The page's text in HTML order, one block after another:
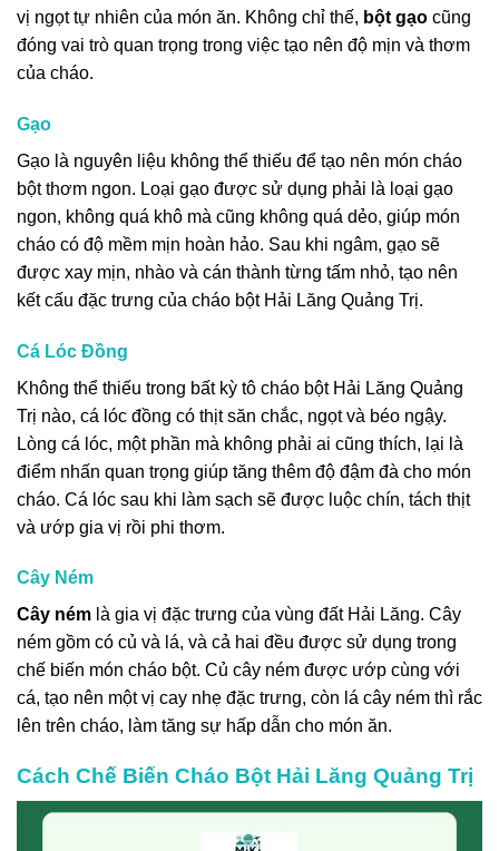
vị ngọt tự nhiên của món ăn. Không chỉ thế, bột gạo cũng
đóng vai trò quan trọng trong việc tạo nên độ mịn và thơm
của cháo.
Gạo
Gạo là nguyên liệu không thể thiếu để tạo nên món cháo
bột thơm ngon. Loại gạo được sử dụng phải là loại gạo
ngon, không quá khô mà cũng không quá dẻo, giúp món
cháo có độ mềm mịn hoàn hảo. Sau khi ngâm, gạo sẽ
được xay mịn, nhào và cán thành từng tấm nhỏ, tạo nên
kết cấu đặc trưng của cháo bột Hải Lăng Quảng Trị.
Cá Lóc Đồng
Không thể thiếu trong bất kỳ tô cháo bột Hải Lăng Quảng
Trị nào, cá lóc đồng có thịt săn chắc, ngọt và béo ngậy.
Lòng cá lóc, một phần mà không phải ai cũng thích, lại là
điểm nhấn quan trọng giúp tăng thêm độ đậm đà cho món
cháo. Cá lóc sau khi làm sạch sẽ được luộc chín, tách thịt
và ướp gia vị rồi phi thơm.
Cây Ném
Cây ném là gia vị đặc trưng của vùng đất Hải Lăng. Cây
ném gồm có củ và lá, và cả hai đều được sử dụng trong
chế biến món cháo bột. Củ cây ném được ướp cùng với
cá, tạo nên một vị cay nhẹ đặc trưng, còn lá cây ném thì rắc
lên trên cháo, làm tăng sự hấp dẫn cho món ăn.
Cách Chế Biến Cháo Bột Hải Lăng Quảng Trị